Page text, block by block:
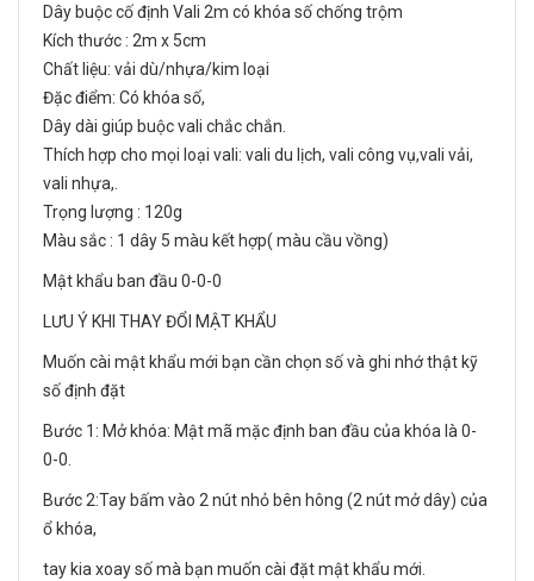
Dây buộc cố định Vali 2m có khóa số chống trộm
Kích thước : 2m x 5cm
Chất liệu: vải dù/nhựa/kim loại
Đặc điểm: Có khóa số,
Dây dài giúp buộc vali chắc chắn.
Thích hợp cho mọi loại vali: vali du lịch, vali công vụ,vali vải,
vali nhựa,.
Trọng lượng : 120g
Màu sắc : 1 dây 5 màu kết hợp( màu cầu vồng)
Mật khẩu ban đầu 0-0-0
LƯU Ý KHI THAY ĐỔI MẬT KHẨU
Muốn cài mật khẩu mới bạn cần chọn số và ghi nhớ thật kỹ
số định đặt
Bước 1: Mở khóa: Mật mã mặc định ban đầu của khóa là 0-
0-0.
Bước 2:Tay bấm vào 2 nút nhỏ bên hông (2 nút mở dây) của
ổ khóa,
tay kia xoay số mà bạn muốn cài đặt mật khẩu mới.